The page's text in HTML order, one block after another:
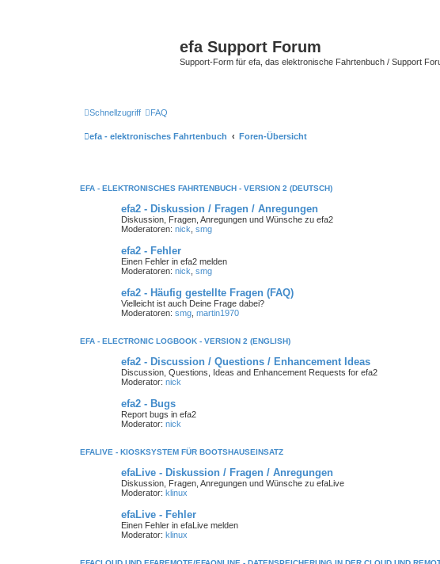
efa Support Forum
Support-Form für efa, das elektronische Fahrtenbuch / Support
Schnellzugriff FAQ
efa - elektronisches Fahrtenbuch Foren-Übersicht
EFA - ELEKTRONISCHES FAHRTENBUCH - VERSION 2 (DEUTSCH)
efa2 - Diskussion / Fragen / Anregungen
Diskussion, Fragen, Anregungen und Wünsche zu efa2
Moderatoren: nick smg
efa2 - Fehler
Einen Fehler in efa2 melden
Moderatoren: nick smg
efa2 - Häufig gestellte Fragen (FAQ)
Vielleicht ist auch Deine Frage dabei?
Moderatoren: smg martin1970
EFA - ELECTRONIC LOGBOOK - VERSION 2 (ENGLISH)
efa2 - Discussion / Questions / Enhancement Ideas
Discussion, Questions, Ideas and Enhancement Requests for efa2
Moderator: nick
efa2 - Bugs
Report bugs in efa2
Moderator: nick
EFALIVE - KIOSKSYSTEM FÜR BOOTSHAUSEINSATZ
efaLive - Diskussion / Fragen / Anregungen
Diskussion, Fragen, Anregungen und Wünsche zu efaLive
Moderator: klinux
efaLive - Fehler
Einen Fehler in efaLive melden
Moderator: klinux